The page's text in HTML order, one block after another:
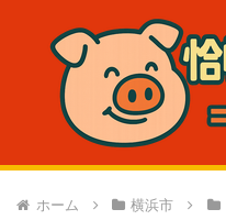
ホーム 横浜市